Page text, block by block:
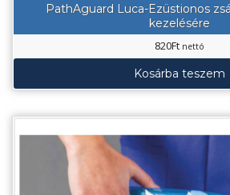
PathAguard Luca-Ezüstionos
kezelésére
820Ft nettó
Kosárba teszem